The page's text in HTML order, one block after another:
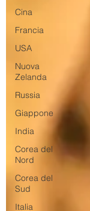
Cina
Francia
USA
Nuova
Zelanda
Russia
Giappone
India
Corea del
Nord
Corea del
Sud
Italia